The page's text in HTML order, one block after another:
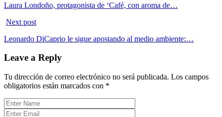
Laura Londoño, protagonista de ‘Café, con aroma de…
Next post
Leonardo DiCaprio le sigue apostando al medio ambiente:…
Leave a Reply
Tu dirección de correo electrónico no será publicada. Los campos
obligatorios están marcados con *